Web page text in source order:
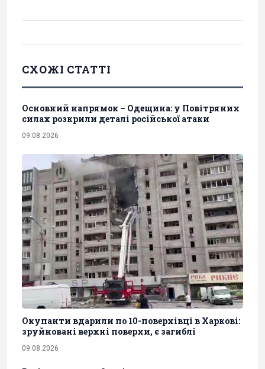
СХОЖІ СТАТТІ
Основний напрямок – Одещина: у Повітряних
силах розкрили деталі російської атаки
09.08.2026
Окупанти вдарили по 10-поверхівці в Харкові:
зруйновані верхні поверхи, є загиблі
09.08.2026